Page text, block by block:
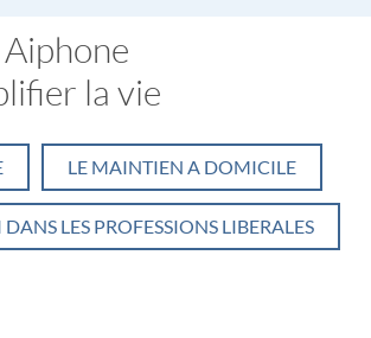
la vie
LE MAINTIEN A DOMICILE
LES PROFESSIONS LIBERALES